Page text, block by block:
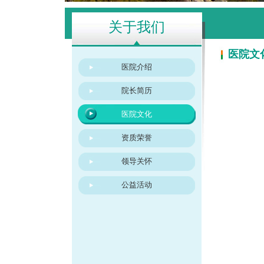
关于我们
医院介绍
院长简历
医院文化
资质荣誉
领导关怀
公益活动
医院文